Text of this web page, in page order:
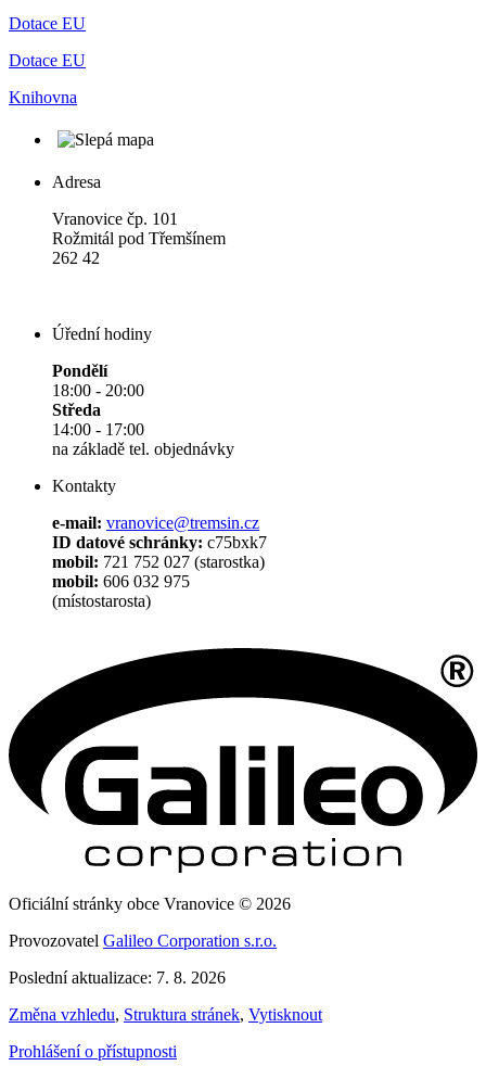
Dotace EU
Dotace EU
Knihovna
Adresa
Vranovice čp. 101
Rožmitál pod Třemšínem
262 42
Úřední hodiny
Pondělí
18:00 - 20:00
Středa
14:00 - 17:00
na základě tel. objednávky
Kontakty
e-mail: vranovice@tremsin.cz
ID datové schránky: c75bxk7
mobil: 721 752 027 (starostka)
mobil: 606 032 975
(místostarosta)
Oficiální stránky obce Vranovice © 2026
Provozovatel Galileo Corporation s.r.o.
Poslední aktualizace: 7. 8. 2026
Změna vzhledu, Struktura stránek, Vytisknout
Prohlášení o přístupnosti